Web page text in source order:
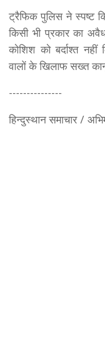
ट्रैफिक पुलिस ने स्पष्ट
किसी भी प्रकार का
कोशिश को बर्दाश्त
वालों के खिलाफ सख्त
---------------
हिन्दुस्थान समाचार /